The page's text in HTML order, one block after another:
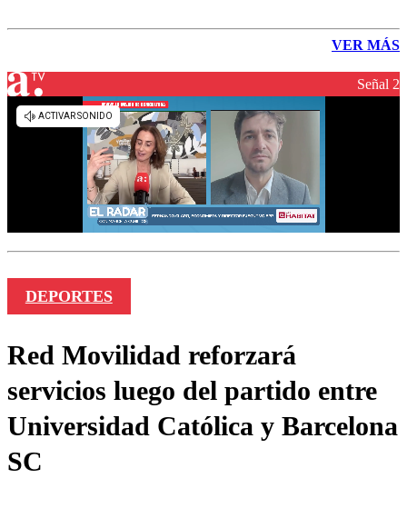
VER MÁS
Señal 2
DEPORTES
Red Movilidad reforzará
servicios luego del partido entre
Universidad Católica y Barcelona
SC